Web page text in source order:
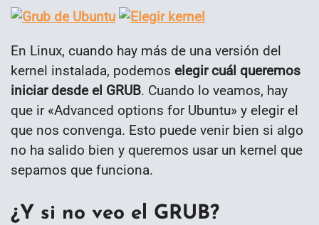
En Linux, cuando hay más de una versión del
kernel instalada, podemos elegir cuál queremos
iniciar desde el GRUB. Cuando lo veamos, hay
que ir «Advanced options for Ubuntu» y elegir el
que nos convenga. Esto puede venir bien si algo
no ha salido bien y queremos usar un kernel que
sepamos que funciona.
¿Y si no veo el GRUB?